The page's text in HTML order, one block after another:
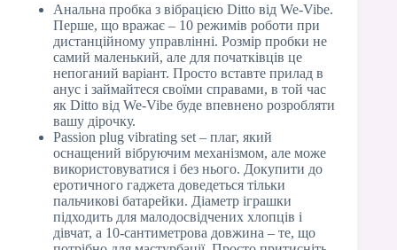
Анальна пробка з вібрацією Ditto від We-Vibe.
Перше, що вражає – 10 режимів роботи при
дистанційному управлінні. Розмір пробки не
самий маленький, але для початківців це
непоганий варіант. Просто вставте прилад в
анус і займайтеся своїми справами, в той час
як Ditto від We-Vibe буде впевнено розробляти
вашу дірочку.
Passion plug vibrating set – плаг, який
оснащений вібруючим механізмом, але може
використовуватися і без нього. Докупити до
еротичного гаджета доведеться тільки
пальчикові батарейки. Діаметр іграшки
підходить для малодосвідчених хлопців і
дівчат, а 10-сантиметрова довжина – те, що